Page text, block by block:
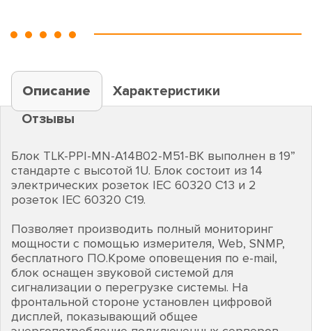
Описание
Характеристики
Отзывы
Блок TLK-PPI-MN-A14B02-M51-BK выполнен в 19”
стандарте с высотой 1U. Блок состоит из 14
электрических розеток IEC 60320 C13 и 2
розеток IEC 60320 C19.
Позволяет производить полный мониторинг
мощности с помощью измерителя, Web, SNMP,
бесплатного ПО.Кроме оповещения по e-mail,
блок оснащен звуковой системой для
сигнализации о перегрузке системы. На
фронтальной стороне установлен цифровой
дисплей, показывающий общее